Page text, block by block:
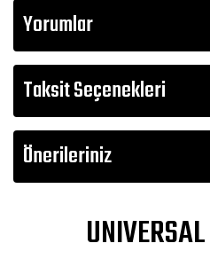
Yorumlar
Taksit Seçenekleri
Önerileriniz